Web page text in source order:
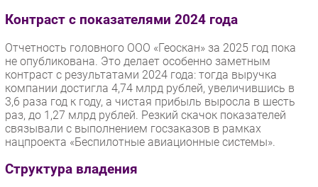
Контраст с показателями 2024 года
Отчетность головного ООО «Геоскан» за 2025 год пока
не опубликована. Это делает особенно заметным
контраст с результатами 2024 года: тогда выручка
компании достигла 4,74 млрд рублей, увеличившись в
3,6 раза год к году, а чистая прибыль выросла в шесть
раз, до 1,27 млрд рублей. Резкий скачок показателей
связывали с выполнением госзаказов в рамках
нацпроекта «Беспилотные авиационные системы».
Структура владения